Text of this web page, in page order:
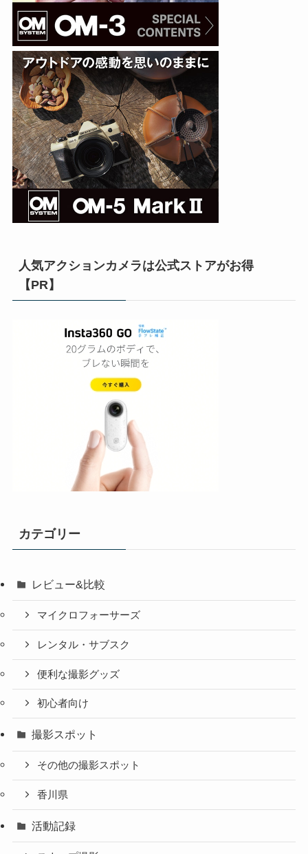
人気アクションカメラは公式ストアがお得
【PR】
カテゴリー
レビュー&比較
マイクロフォーサーズ
レンタル・サブスク
便利な撮影グッズ
初心者向け
撮影スポット
その他の撮影スポット
香川県
活動記録